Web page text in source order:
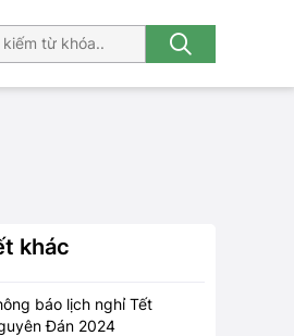
khác
báo lịch nghỉ Tết
Đán 2024